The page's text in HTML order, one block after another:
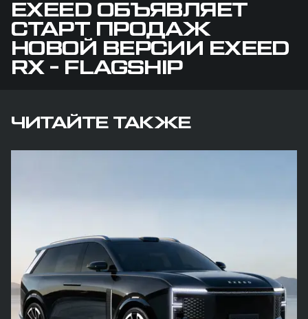
EXEED ОБЪЯВЛЯЕТ
СТАРТ ПРОДАЖ
НОВОЙ ВЕРСИИ EXEED
RX - FLAGSHIP
ЧИТАЙТЕ ТАКЖЕ